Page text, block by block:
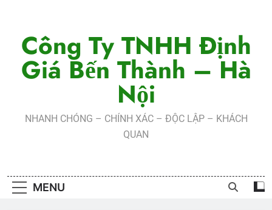
contentCông Ty TNHH Định
Giá Bến Thành – Hà
Nội
NHANH CHÓNG – CHÍNH XÁC – ĐỘC LẬP – KHÁCH
QUAN
MENU